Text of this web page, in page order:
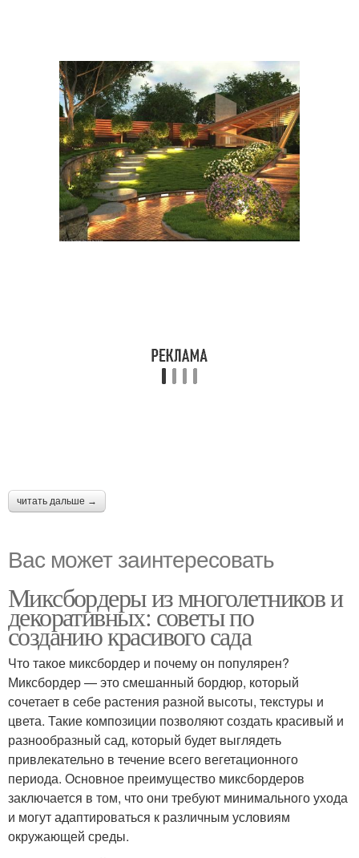
читать дальше →
Вас может заинтересовать
Миксбордеры из многолетников и
декоративных: советы по
созданию красивого сада
Что такое миксбордер и почему он популярен?
Миксбордер — это смешанный бордюр, который
сочетает в себе растения разной высоты, текстуры и
цвета. Такие композиции позволяют создать красивый и
разнообразный сад, который будет выглядеть
привлекательно в течение всего вегетационного
периода. Основное преимущество миксбордеров
заключается в том, что они требуют минимального ухода
и могут адаптироваться к различным условиям
окружающей среды.